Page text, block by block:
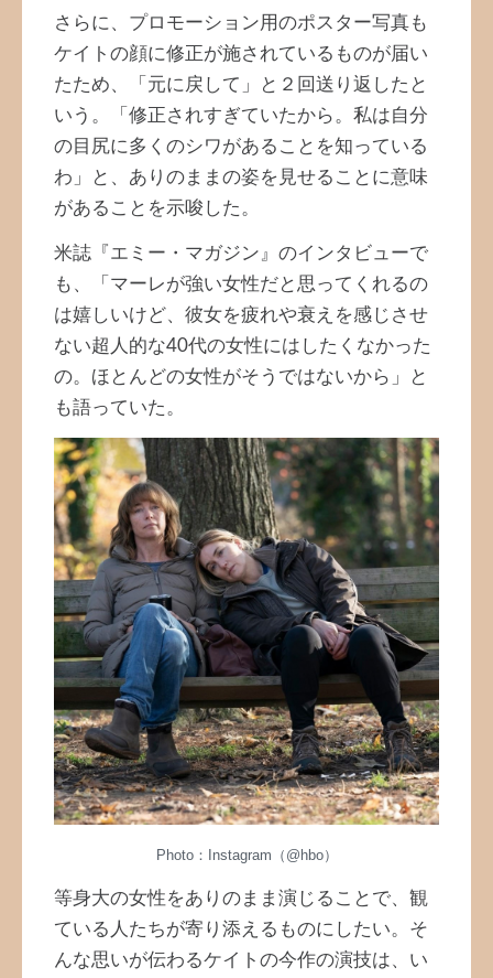
さらに、プロモーション用のポスター写真も
ケイトの顔に修正が施されているものが届い
たため、「元に戻して」と２回送り返したと
いう。「修正されすぎていたから。私は自分
の目尻に多くのシワがあることを知っている
わ」と、ありのままの姿を見せることに意味
があることを示唆した。
米誌『エミー・マガジン』のインタビューで
も、「マーレが強い女性だと思ってくれるの
は嬉しいけど、彼女を疲れや衰えを感じさせ
ない超人的な40代の女性にはしたくなかった
の。ほとんどの女性がそうではないから」と
も語っていた。
Photo：Instagram（@hbo）
等身大の女性をありのまま演じることで、観
ている人たちが寄り添えるものにしたい。そ
んな思いが伝わるケイトの今作の演技は、い